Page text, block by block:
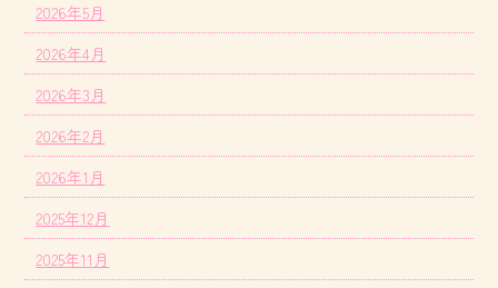
2026年5月
2026年4月
2026年3月
2026年2月
2026年1月
2025年12月
2025年11月